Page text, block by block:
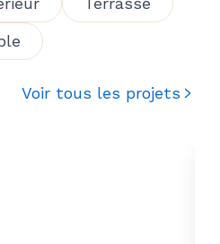
Voir tous les projets